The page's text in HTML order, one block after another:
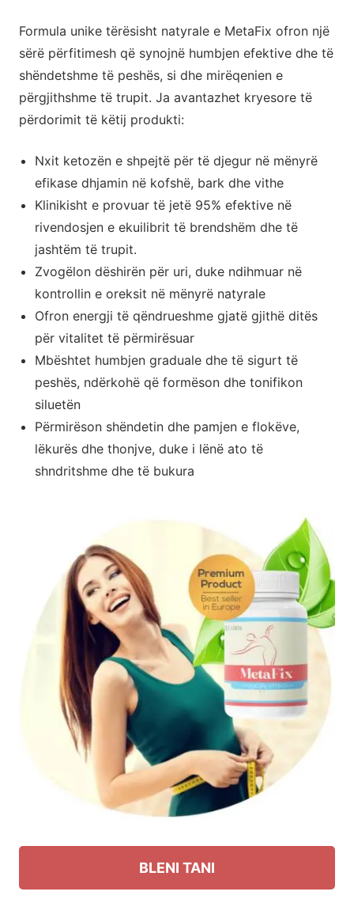
Formula unike tërësisht natyrale e MetaFix ofron një
sërë përfitimesh që synojnë humbjen efektive dhe të
shëndetshme të peshës, si dhe mirëqenien e
përgjithshme të trupit. Ja avantazhet kryesore të
përdorimit të këtij produkti:
Nxit ketozën e shpejtë për të djegur në mënyrë
efikase dhjamin në kofshë, bark dhe vithe
Klinikisht e provuar të jetë 95% efektive në
rivendosjen e ekuilibrit të brendshëm dhe të
jashtëm të trupit.
Zvogëlon dëshirën për uri, duke ndihmuar në
kontrollin e oreksit në mënyrë natyrale
Ofron energji të qëndrueshme gjatë gjithë ditës
për vitalitet të përmirësuar
Mbështet humbjen graduale dhe të sigurt të
peshës, ndërkohë që formëson dhe tonifikon
siluetën
Përmirëson shëndetin dhe pamjen e flokëve,
lëkurës dhe thonjve, duke i lënë ato të
shndritshme dhe të bukura
BLENI TANI